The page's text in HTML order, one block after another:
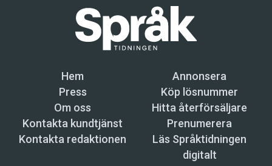
Hem
Annonsera
Press
Köp lösnummer
Om oss
Hitta återförsäljare
Kontakta kundtjänst
Prenumerera
Kontakta redaktionen
Läs Språktidningen
digitalt